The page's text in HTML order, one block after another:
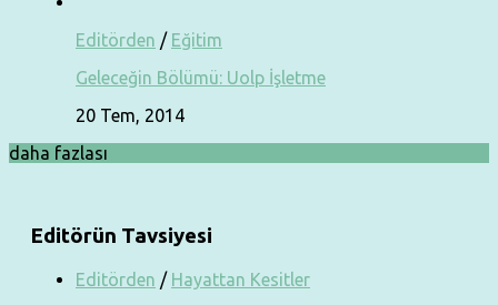
Editörden / Eğitim
Geleceğin Bölümü: Uolp İşletme
20 Tem, 2014
daha fazlası
Editörün Tavsiyesi
Editörden / Hayattan Kesitler